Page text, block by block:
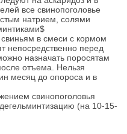
все свинопоголовье
натрием, солями
в смеси с кормом
непосредственно перед
назначать поросятам
отъема. Нельзя
месяц до опороса и в
свинопоголовья
(на 10-15-